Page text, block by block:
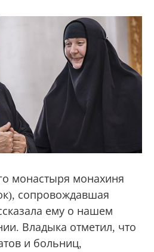
монастыря монахиня
сопровождавшая
ему о нашем
Владыка отметил, что
и больниц,